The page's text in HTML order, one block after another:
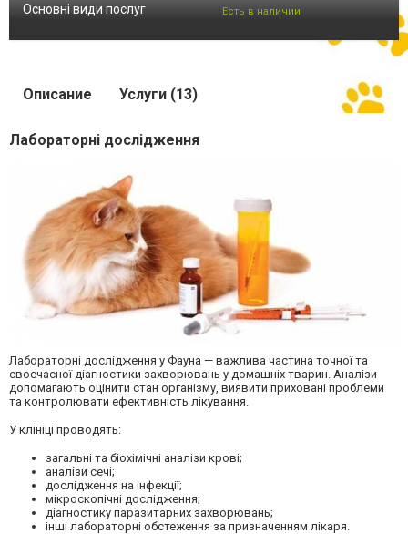
Основні види послуг Есть в наличии
Описание Услуги (13)
Лабораторні дослідження
Лабораторні дослідження у Фауна — важлива частина точної та
своєчасної діагностики захворювань у домашніх тварин. Аналізи
допомагають оцінити стан організму, виявити приховані проблеми
та контролювати ефективність лікування.
У клініці проводять:
загальні та біохімічні аналізи крові;
аналізи сечі;
дослідження на інфекції;
мікроскопічні дослідження;
діагностику паразитарних захворювань;
інші лабораторні обстеження за призначенням лікаря.